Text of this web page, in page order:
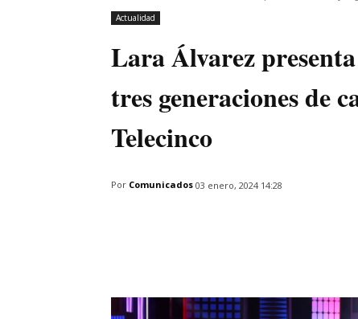
Actualidad
Lara Álvarez
tres generaciones de
Telecinco
Por Comunicados 03 enero, 2024 14:28